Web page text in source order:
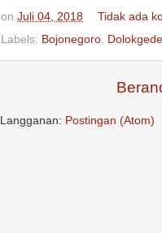
on Juli 04, 2018
Tidak ada
Labels: Bojonegoro Dolokgede
Langganan: Postingan (Atom)